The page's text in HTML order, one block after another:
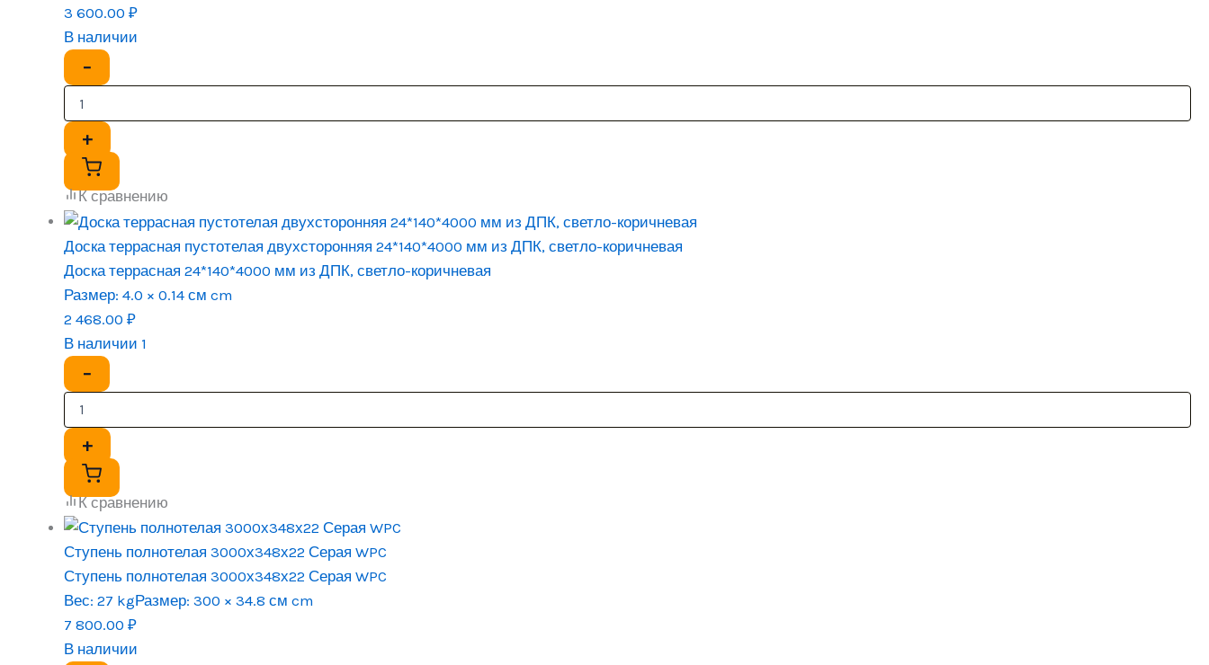
3 600.00 ₽
В наличии
−
+
К сравнению
Доска террасная пустотелая двухсторонняя 24*140*4000 мм из ДПК, светло-коричневая
Доска террасная 24*140*4000 мм из ДПК, светло-коричневая
Размер: 4.0 × 0.14 см cm
2 468.00 ₽
В наличии 1
−
+
К сравнению
Ступень полнотелая 3000х348х22 Серая WPC
Ступень полнотелая 3000х348х22 Серая WPC
Вес: 27 kgРазмер: 300 × 34.8 см cm
7 800.00 ₽
В наличии